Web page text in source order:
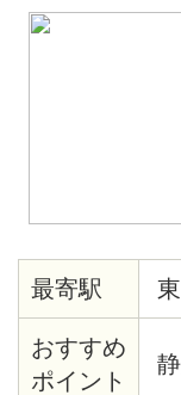
最寄駅
おすすめ
ポイント